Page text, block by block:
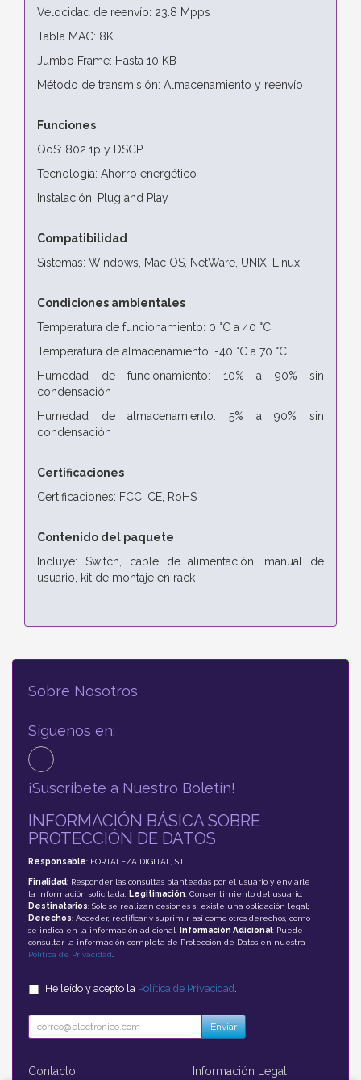
Velocidad de reenvío: 23.8 Mpps
Tabla MAC: 8K
Jumbo Frame: Hasta 10 KB
Método de transmisión: Almacenamiento y reenvío
Funciones
QoS: 802.1p y DSCP
Tecnología: Ahorro energético
Instalación: Plug and Play
Compatibilidad
Sistemas: Windows, Mac OS, NetWare, UNIX, Linux
Condiciones ambientales
Temperatura de funcionamiento: 0 °C a 40 °C
Temperatura de almacenamiento: -40 °C a 70 °C
Humedad de funcionamiento: 10% a 90% sin
condensación
Humedad de almacenamiento: 5% a 90% sin
condensación
Certificaciones
Certificaciones: FCC, CE, RoHS
Contenido del paquete
Incluye: Switch, cable de alimentación, manual de
usuario, kit de montaje en rack
Sobre Nosotros
Síguenos en:
¡Suscríbete a Nuestro Boletín!
INFORMACIÓN BÁSICA SOBRE
PROTECCIÓN DE DATOS
Responsable: FORTALEZA DIGITAL, S.L.
Finalidad: Responder las consultas planteadas por el usuario y enviarle
la información solicitada; Legitimación: Consentimiento del usuario;
Destinatarios: Solo se realizan cesiones si existe una obligación legal;
Derechos: Acceder, rectificar y suprimir, así como otros derechos, como
se indica en la información adicional;
Información Adicional: Puede
consultar la información completa de Protección de Datos en nuestra
Política de Privacidad
He leído y acepto la Política de Privacidad
Enviar
Contacto Información Legal